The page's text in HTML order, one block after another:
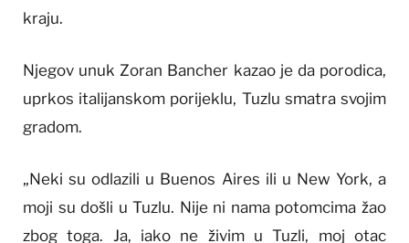
kraju.
Njegov unuk Zoran Bancher kazao je da porodica,
uprkos italijanskom porijeklu, Tuzlu smatra svojim
gradom.
„Neki su odlazili u Buenos Aires ili u New York, a
moji su došli u Tuzlu. Nije ni nama potomcima žao
zbog toga. Ja, iako ne živim u Tuzli, moj otac